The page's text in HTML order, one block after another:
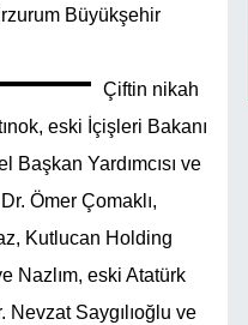
Büyükşehir
Çiftin nikah
eski İçişleri Bakanı
Yardımcısı ve
Ömer Çomaklı,
Kutlucan Holding
Nazlım, eski Atatürk
Saygılıoğlu ve